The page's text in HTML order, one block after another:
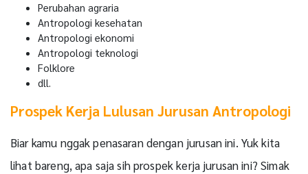
Perubahan agraria
Antropologi kesehatan
Antropologi ekonomi
Antropologi teknologi
Folklore
dll.
Prospek Kerja Lulusan Jurusan Antropologi
Biar kamu nggak penasaran dengan jurusan ini. Yuk kita
lihat bareng, apa saja sih prospek kerja jurusan ini? Simak